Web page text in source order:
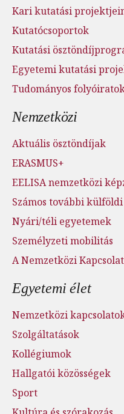
Kari kutatási
Kutatócsoportok
Kutatási
Egyetemi kutatási
Tudományos
Nemzetközi
Aktuális ösztöndíjak
ERASMUS+
EELISA nemzetközi
Számos további
Nyári/téli egyetemek
Személyzeti mobilitás
A Nemzetközi
Egyetemi élet
Nemzetközi
Szolgáltatások
Kollégiumok
Hallgatói közösségek
Sport